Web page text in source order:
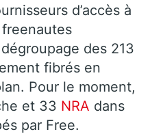
d’accès à
des 213
fibrés en
Pour le moment,
et 33 NRA dans
par Free.